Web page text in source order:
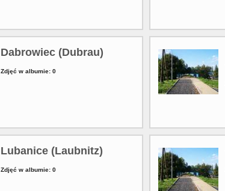
Dabrowiec (Dubrau)
Zdjęć w albumie: 0
Lubanice (Laubnitz)
Zdjęć w albumie: 0